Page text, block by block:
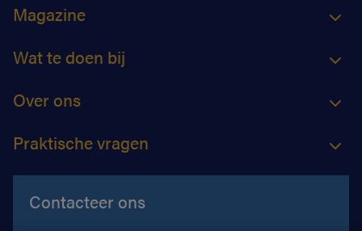
Magazine
Wat te doen bij
Over ons
Praktische vragen
Contacteer ons